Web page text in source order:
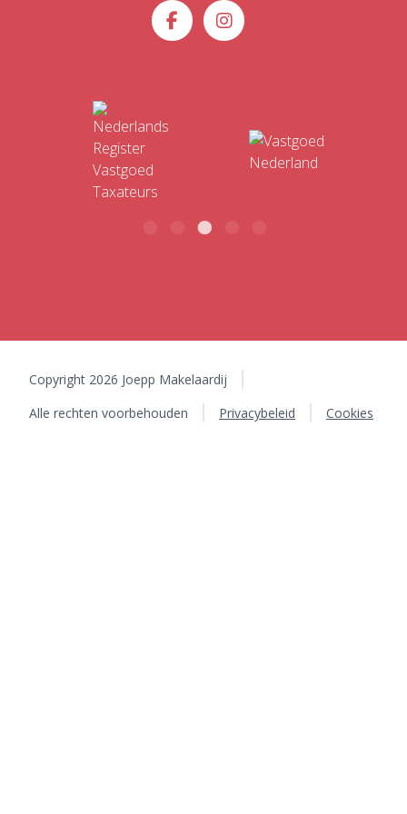
Copyright 2026 Joepp Makelaardij
Alle rechten voorbehouden
Privacybeleid Cookies